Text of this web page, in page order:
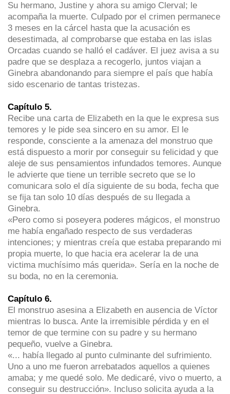
Su hermano, Justine y ahora su amigo Clerval; le
acompaña la muerte. Culpado por el crimen permanece
3 meses en la cárcel hasta que la acusación es
desestimada, al comprobarse que estaba en las islas
Orcadas cuando se halló el cadáver. El juez avisa a su
padre que se desplaza a recogerlo, juntos viajan a
Ginebra abandonando para siempre el país que había
sido escenario de tantas tristezas.
Capítulo 5.
Recibe una carta de Elizabeth en la que le expresa sus
temores y le pide sea sincero en su amor. El le
responde, consciente a la amenaza del monstruo que
está dispuesto a morir por conseguir su felicidad y que
aleje de sus pensamientos infundados temores. Aunque
le advierte que tiene un terrible secreto que se lo
comunicara solo el día siguiente de su boda, fecha que
se fija tan solo 10 días después de su llegada a
Ginebra.
«Pero como si poseyera poderes mágicos, el monstruo
me había engañado respecto de sus verdaderas
intenciones; y mientras creía que estaba preparando mi
propia muerte, lo que hacia era acelerar la de una
victima muchísimo más querida». Sería en la noche de
su boda, no en la ceremonia.
Capítulo 6.
El monstruo asesina a Elizabeth en ausencia de Víctor
mientras lo busca. Ante la irremisible pérdida y en el
temor de que termine con su padre y su hermano
pequeño, vuelve a Ginebra.
«... había llegado al punto culminante del sufrimiento.
Uno a uno me fueron arrebatados aquellos a quienes
amaba; y me quedé solo. Me dedicaré, vivo o muerto, a
conseguir su destrucción». Incluso solicita ayuda a la